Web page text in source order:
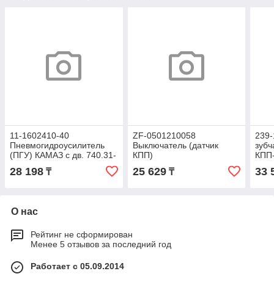
11-1602410-40
Пневмогидроусилитель
(ПГУ) КАМАЗ с дв. 740.31-
142,152,154, ZF (ПРАМО)
28 198 ₸
ZF-0501210058
Выключатель (датчик
КПП)
0501210058/0501331660
(ZF)
25 629₸ 33
О нас
Рейтинг не сформирован
Менее 5 отзывов за последний год
Работает с 05.09.2014